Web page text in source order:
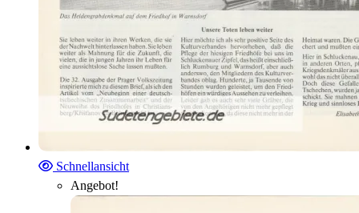
Schnellansicht
Angebot!